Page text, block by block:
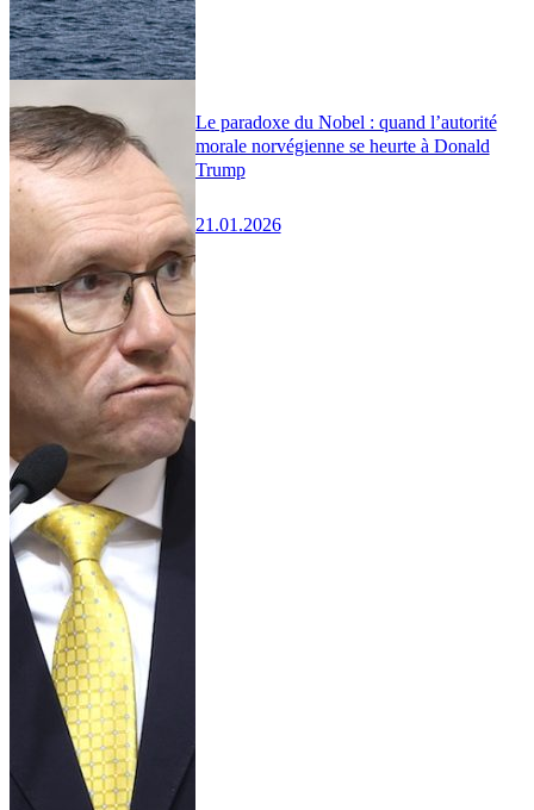
Le paradoxe du Nobel : quand l’autorité
morale norvégienne se heurte à Donald
Trump
21.01.2026